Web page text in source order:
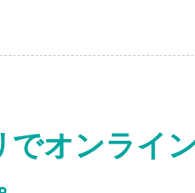
オンライ